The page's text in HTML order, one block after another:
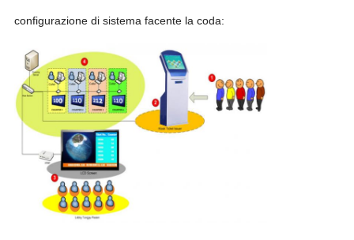
configurazione di sistema facente la coda: